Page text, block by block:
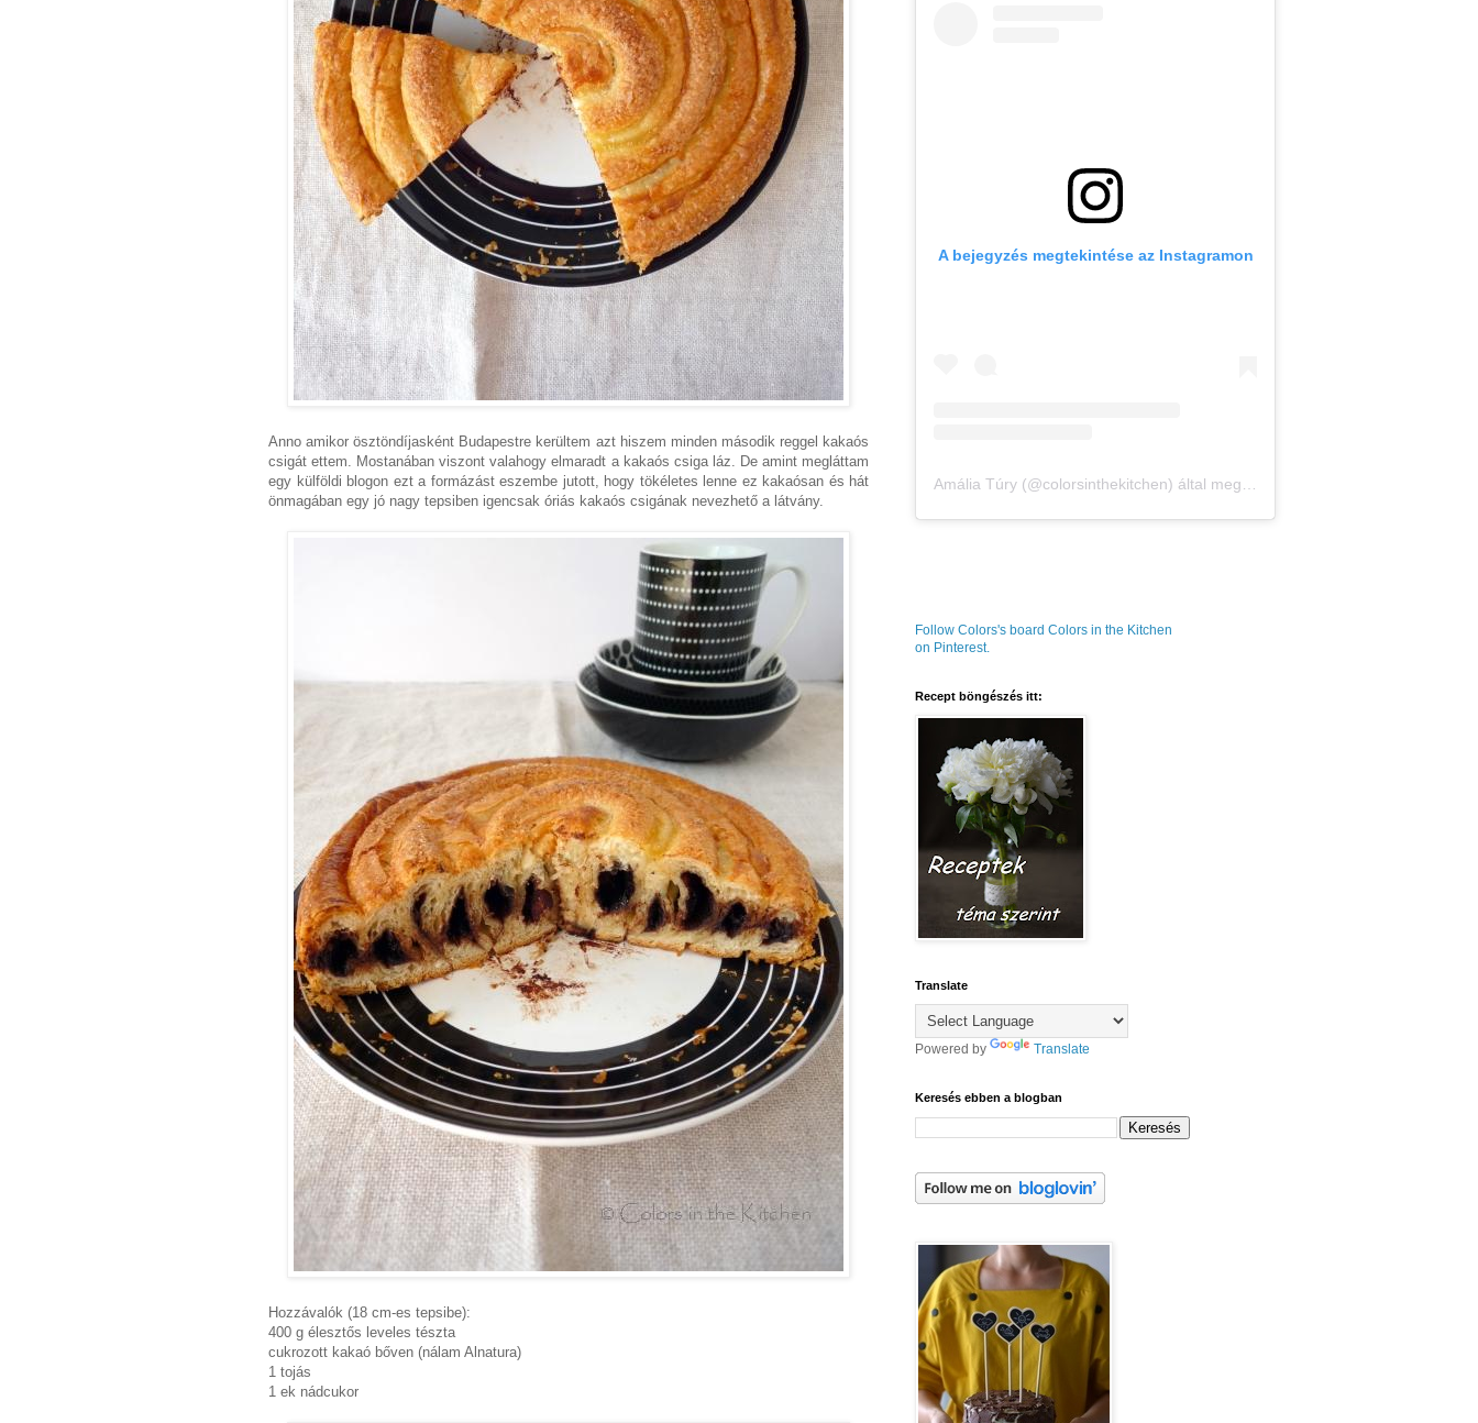
Anno amikor ösztöndíjasként Budapestre kerültem azt hiszem minden második reggel kakaós
csigát ettem. Mostanában viszont valahogy elmaradt a kakaós csiga láz. De amint megláttam
egy külföldi blogon ezt a formázást eszembe jutott, hogy tökéletes lenne ez kakaósan és hát
önmagában egy jó nagy tepsiben igencsak óriás kakaós csigának nevezhető a látvány.
Hozzávalók (18 cm-es tepsibe):
400 g élesztős leveles tészta
cukrozott kakaó bőven (nálam Alnatura)
1 tojás
1 ek nádcukor
A bejegyzés megtekintése az Instagramon
Amália Túry (@colorsinthekitchen) által megosztott bejegyzés
Follow Colors's board Colors in the Kitchen
on Pinterest.
Recept böngészés itt:
Translate
Powered by Translate
Keresés ebben a blogban